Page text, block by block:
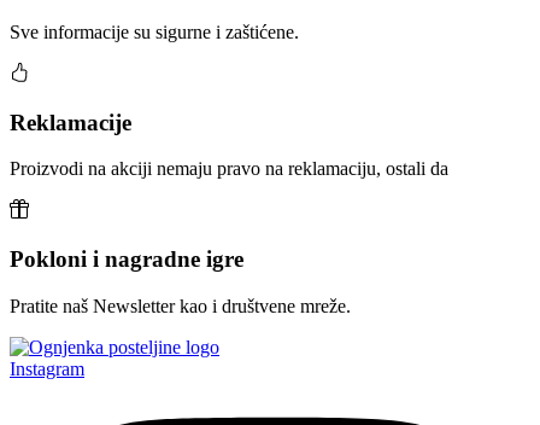
Sve informacije su sigurne i zaštićene.
Reklamacije
Proizvodi na akciji nemaju pravo na reklamaciju, ostali da
Pokloni i nagradne igre
Pratite naš Newsletter kao i društvene mreže.
Instagram